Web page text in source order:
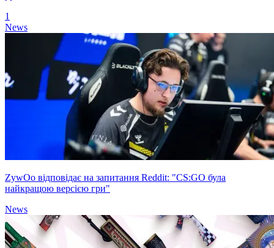
1
News
ZywOo відповідає на запитання Reddit: "CS:GO була
найкращою версією гри"
News